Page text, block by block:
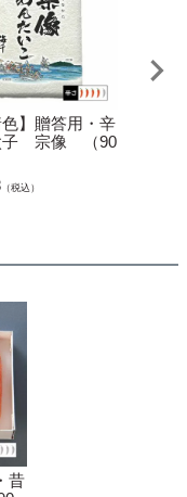
色】贈答用・辛
子 宗像 （90
（税込）
昔